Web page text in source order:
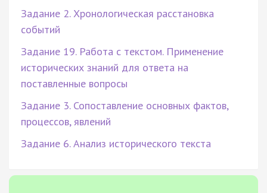
Задание 2. Хронологическая расстановка
событий
Задание 19. Работа с текстом. Применение
исторических знаний для ответа на
поставленные вопросы
Задание 3. Сопоставление основных фактов,
процессов, явлений
Задание 6. Анализ исторического текста